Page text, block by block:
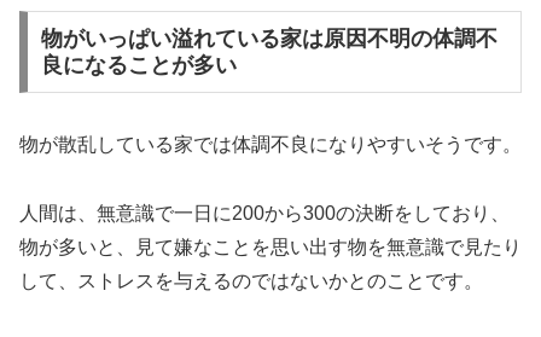
物がいっぱい溢れている家は原因不明の体調不
良になることが多い
物が散乱している家では体調不良になりやすいそうです。
人間は、無意識で一日に200から300の決断をしており、
物が多いと、見て嫌なことを思い出す物を無意識で見たり
して、ストレスを与えるのではないかとのことです。